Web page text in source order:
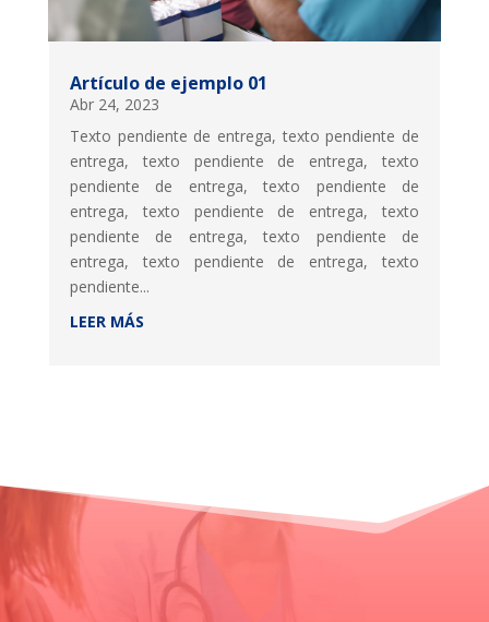
Artículo de ejemplo 01
Abr 24, 2023
Texto pendiente de entrega, texto pendiente de
entrega, texto pendiente de entrega, texto
pendiente de entrega, texto pendiente de
entrega, texto pendiente de entrega, texto
pendiente de entrega, texto pendiente de
entrega, texto pendiente de entrega, texto
pendiente...
LEER MÁS